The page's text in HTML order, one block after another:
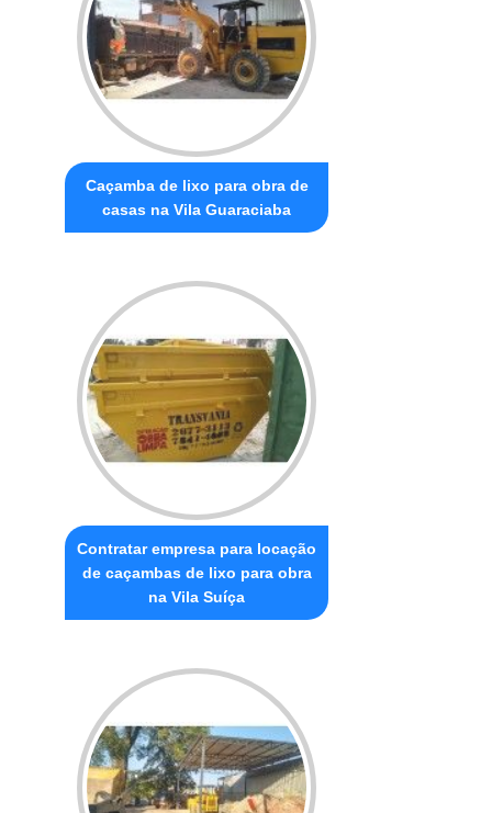
Caçamba de lixo para obra de
casas na Vila Guaraciaba
Contratar empresa para locação
de caçambas de lixo para obra
na Vila Suíça